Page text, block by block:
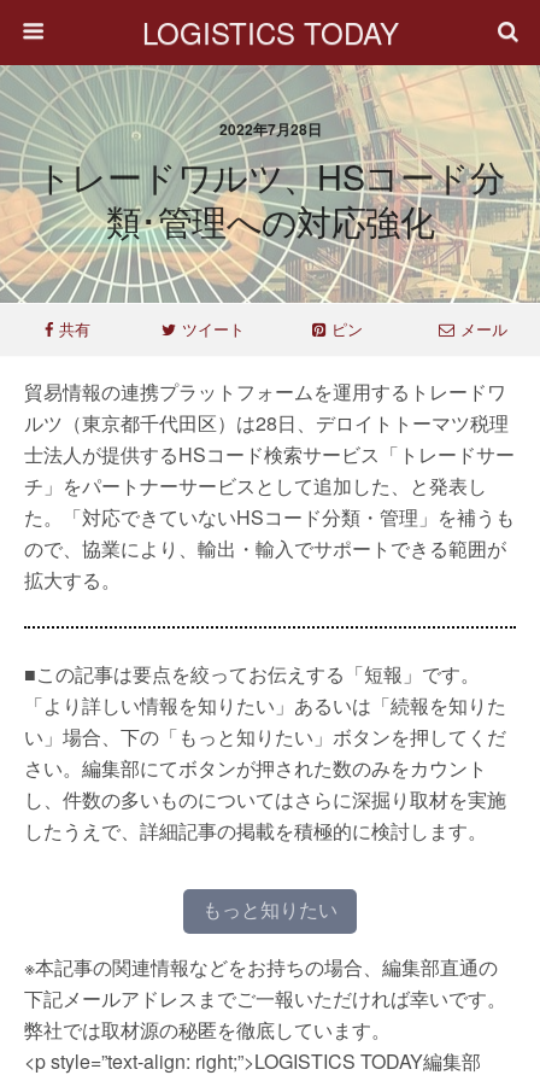
LOGISTICS TODAY
2022年7月28日
トレードワルツ、HSコード分
類･管理への対応強化
共有 ツイート ピン メール
貿易情報の連携プラットフォームを運用するトレードワ
ルツ（東京都千代田区）は28日、デロイトトーマツ税理
士法人が提供するHSコード検索サービス「トレードサー
チ」をパートナーサービスとして追加した、と発表し
た。「対応できていないHSコード分類・管理」を補うも
ので、協業により、輸出・輸入でサポートできる範囲が
拡大する。
■この記事は要点を絞ってお伝えする「短報」です。
「より詳しい情報を知りたい」あるいは「続報を知りた
い」場合、下の「もっと知りたい」ボタンを押してくだ
さい。編集部にてボタンが押された数のみをカウント
し、件数の多いものについてはさらに深掘り取材を実施
したうえで、詳細記事の掲載を積極的に検討します。
もっと知りたい
※本記事の関連情報などをお持ちの場合、編集部直通の
下記メールアドレスまでご一報いただければ幸いです。
弊社では取材源の秘匿を徹底しています。
<p style=”text-align: right;”>LOGISTICS TODAY編集部